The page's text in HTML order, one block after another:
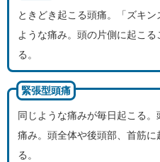
ときどき起こる頭痛。「ズキ
ような痛み。頭の片側に起こ
る。
緊張型頭痛
同じような痛みが毎日起こる
痛み。頭全体や後頭部、首筋に
る